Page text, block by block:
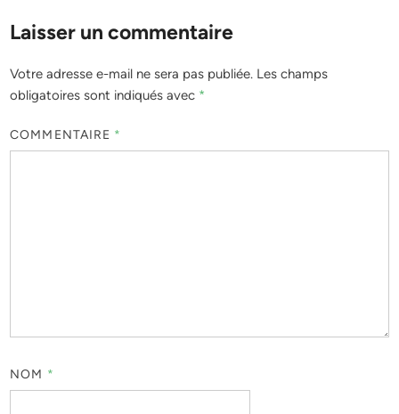
Laisser un commentaire
Votre adresse e-mail ne sera pas publiée. Les champs
obligatoires sont indiqués avec *
COMMENTAIRE *
NOM *